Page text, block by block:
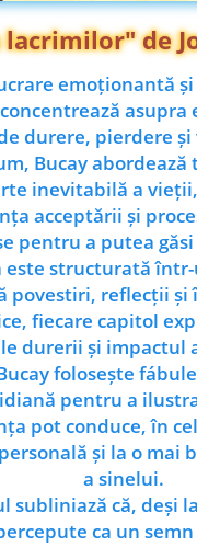
lacrimilor" de
emoționantă
durere, pierdere și
Bucay
inevitabilă a
acceptării și
pentru a putea
este structurată
povestiri, reflecții și
fiecare capitol
durerii și impactul
folosește
pentru a
pot conduce, în
și la o mai
a sinelui.
subliniază că, deși
ca un